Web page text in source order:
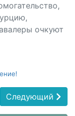
очкуют
Следующий